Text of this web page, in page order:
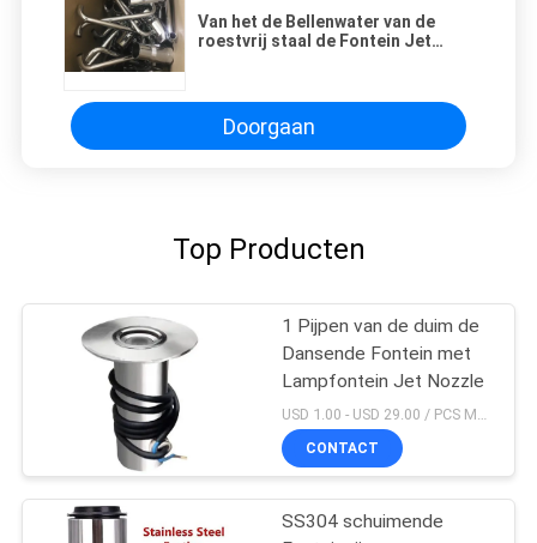
Van het de Bellenwater van de
roestvrij staal de Fontein Jet
Doorgaan
Top Producten
1 Pijpen van de duim de
Dansende Fontein met
Lampfontein Jet Nozzle
CONTACT
SS304 schuimende